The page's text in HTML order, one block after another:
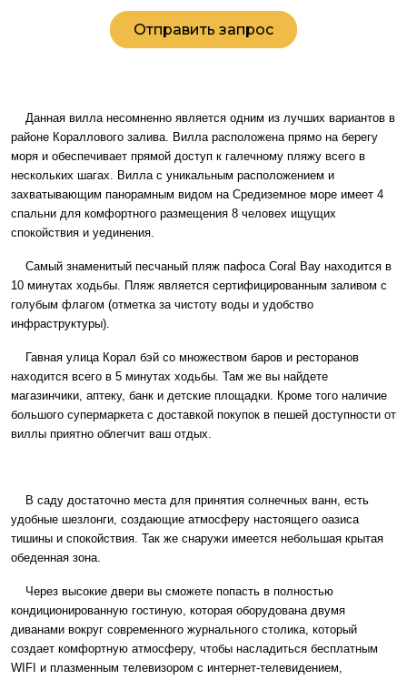
Отправить запрос
Данная вилла несомненно является одним из лучших вариантов в
районе Кораллового залива. Вилла расположена прямо на берегу
моря и обеспечивает прямой доступ к галечному пляжу всего в
нескольких шагах. Вилла с уникальным расположением и
захватывающим панорамным видом на Средиземное море имеет 4
спальни для комфортного размещения 8 человех ищущих
спокойствия и уединения.
Самый знаменитый песчаный пляж пафоса Coral Bay находится в
10 минутах ходьбы. Пляж является сертифицированным заливом с
голубым флагом (отметка за чистоту воды и удобство
инфраструктуры).
Гавная улица Корал бэй со множеством баров и ресторанов
находится всего в 5 минутах ходьбы. Там же вы найдете
магазинчики, аптеку, банк и детские площадки. Кроме того наличие
большого супермаркета с доставкой покупок в пешей доступности от
виллы приятно облегчит ваш отдых.
В саду достаточно места для принятия солнечных ванн, есть
удобные шезлонги, создающие атмосферу настоящего оазиса
тишины и спокойствия. Так же снаружи имеется небольшая крытая
обеденная зона.
Через высокие двери вы сможете попасть в полностью
кондиционированную гостиную, которая оборудована двумя
диванами вокруг современного журнального столика, который
создает комфортную атмосферу, чтобы насладиться бесплатным
WIFI и плазменным телевизором с интернет-телевидением,